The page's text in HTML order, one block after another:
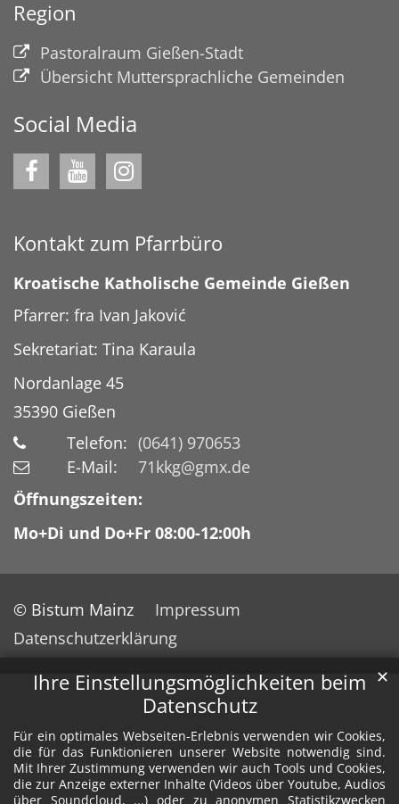
Ihre Einstellungsmöglichkeiten beim
Datenschutz
Für ein optimales Webseiten-Erlebnis verwenden wir Cookies,
die für das Funktionieren unserer Website notwendig sind.
Mit Ihrer Zustimmung verwenden wir auch Tools und Cookies,
die zur Anzeige externer Inhalte (Videos über Youtube, Audios
über Soundcloud, ...) oder zu anonymen Statistikzwecken
✕
Region
Pastoralraum Gießen-Stadt
Übersicht Muttersprachliche Gemeinden
Social Media
Kontakt zum Pfarrbüro
Kroatische Katholische Gemeinde Gießen
Pfarrer: fra Ivan Jaković
Sekretariat: Tina Karaula
Nordanlage 45
35390 Gießen
Telefon: (0641) 970653
E-Mail:
71kkg@gmx.de
Öffnungszeiten:
Mo+Di und Do+Fr 08:00-12:00h
© Bistum Mainz
Impressum
Datenschutzerklärung